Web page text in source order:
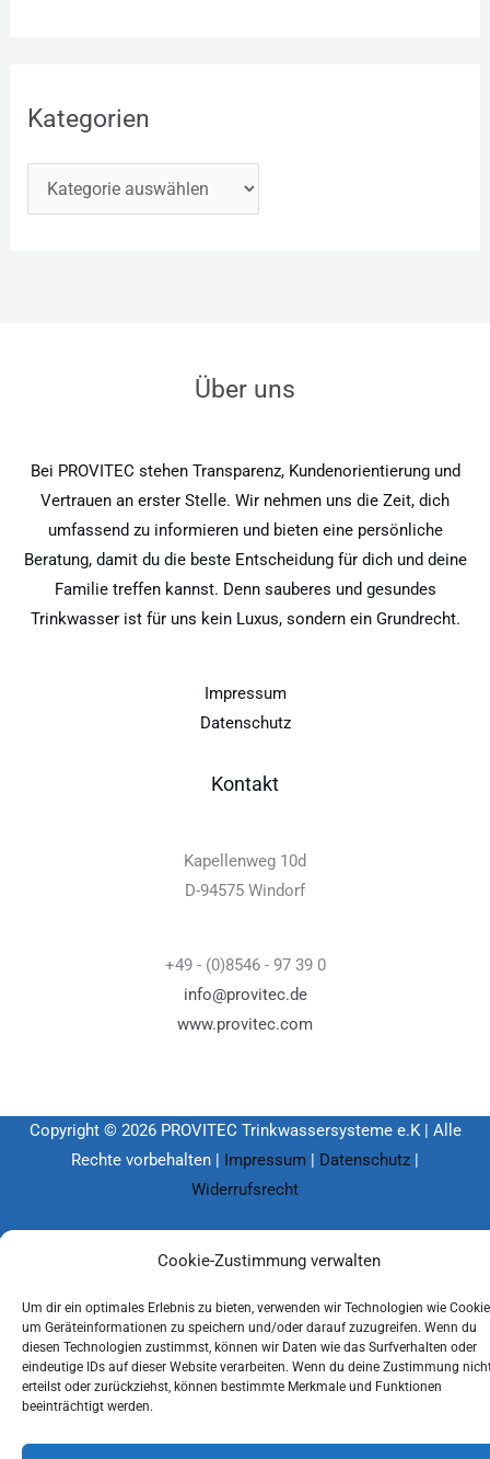
Cookie-Zustimmung verwalten
Um dir ein optimales Erlebnis zu bieten, verwenden wir Technologien wie
um Geräteinformationen zu speichern und/oder darauf zuzugreifen. Wenn du
diesen Technologien zustimmst, können wir Daten wie das Surfverhalten oder
eindeutige IDs auf dieser Website verarbeiten. Wenn du deine Zustimmung
erteilst oder zurückziehst, können bestimmte Merkmale und Funktionen
beeinträchtigt werden.
Kategorien
Über uns
Bei PROVITEC stehen Transparenz, Kundenorientierung und
Vertrauen an erster Stelle. Wir nehmen uns die Zeit, dich
umfassend zu informieren und bieten eine persönliche
Beratung, damit du die beste Entscheidung für dich und deine
Familie treffen kannst. Denn sauberes und gesundes
Trinkwasser ist für uns kein Luxus, sondern ein Grundrecht.
Impressum
Datenschutz
Kontakt
Kapellenweg 10d
D-94575 Windorf
+49 - (0)8546 - 97 39 0
info@provitec.de
www.provitec.com
Copyright © 2026 PROVITEC Trinkwassersysteme e.K | Alle
Rechte vorbehalten | Impressum | Datenschutz |
Widerrufsrecht
Optimized by Seraphinite Accelerator
Turns on site high speed to be attractive for people and search engines.